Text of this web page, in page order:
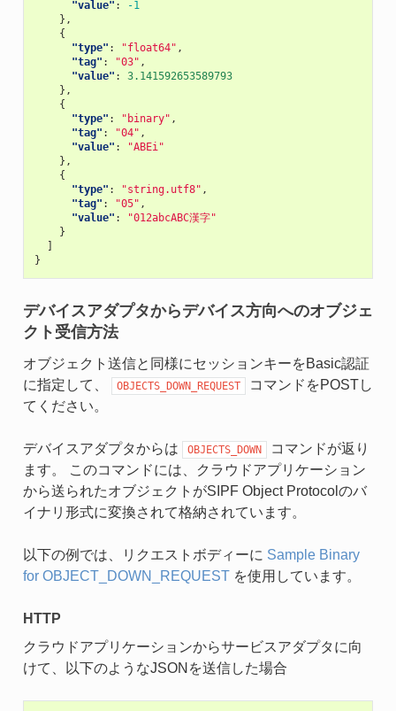
"value" :
-1
},
{
"type" : "float64" ,
"tag" : "03" ,
"value" :
3.141592653589793
},
{
"type" : "binary" ,
"tag" : "04" ,
"value" :
"ABEi"
},
{
"type" : "string.utf8" ,
"tag" : "05" ,
"value" :
"012abcABC漢字"
}
]
}
デバイスアダプタからデバイス方向へのオブジェ
クト受信方法
オブジェクト送信と同様にセッションキーをBasic認証
に指定して、
OBJECTS_DOWN_REQUEST
コマンドをPOSTし
てください。
デバイスアダプタからは OBJECTS_DOWN
コマンドが返り
ます。 このコマンドには、クラウドアプリケーション
から送られたオブジェクトがSIPF Object Protocolのバ
イナリ形式に変換されて格納されています。
以下の例では、リクエストボディーに Sample Binary
for OBJECT_DOWN_REQUESTを使用しています。
HTTP
クラウドアプリケーションからサービスアダプタに向
けて、以下のようなJSONを送信した場合